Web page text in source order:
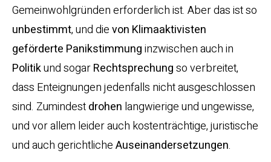
Gemeinwohlgründen erforderlich ist. Aber das ist so
unbestimmt, und dievon Klimaaktivisten
geförderte Panikstimmunginzwischen auch in
Politikund sogarRechtsprechungso verbreitet,
dass Enteignungen jedenfalls nicht ausgeschlossen
sind. Zumindestdrohen langwierige und ungewisse,
und vor allem leider auch kostenträchtige, juristische
und auch gerichtlicheAuseinandersetzungen.